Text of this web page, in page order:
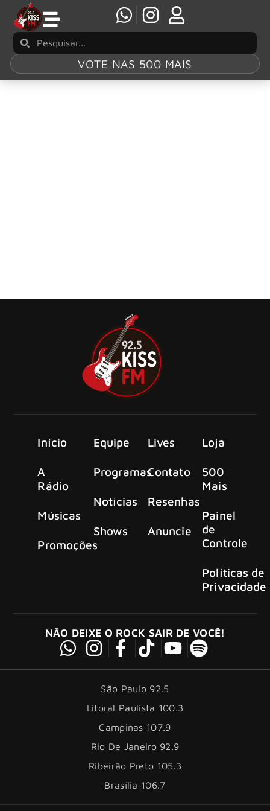
VOTE NAS 500 MAIS
Início
A
Rádio
Músicas
Promoções
Equipe
Programas
Notícias
Shows
Lives
Contato
Resenhas
Anuncie
Loja
500
Mais
Painel
de
Controle
Políticas de
Privacidade
NÃO DEIXE O ROCK SAIR DE VOCÊ!
São Paulo 92.5
Litoral Paulista 100.3
Campinas 107.9
Rio De Janeiro 92.9
Ribeirão Preto 105.3
Brasília 106.7